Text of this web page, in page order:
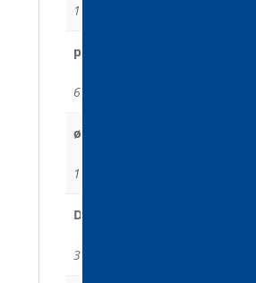
1458 (87), 729 (43)
presiunea de alimentare cu
6, 6
ø furtunului de alimentare cu
12, 12
Depresiune maximă (mm.H2O)
3700, 3700